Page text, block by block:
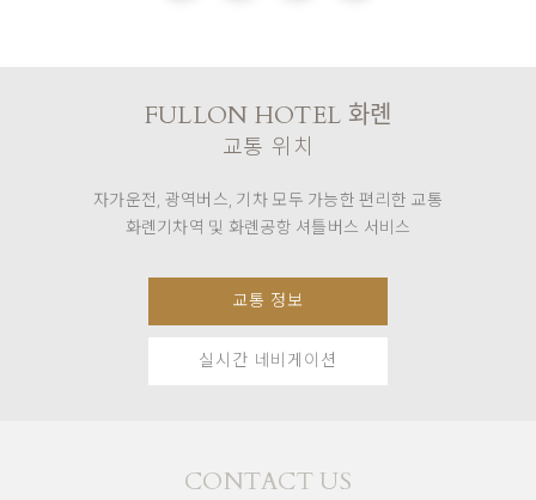
FULLON HOTEL 화롄
교통 위치
자가운전, 광역버스, 기차 모두 가능한 편리한 교통
화롄기차역 및 화롄공항 셔틀버스 서비스
교통 정보
실시간 네비게이션
CONTACT US